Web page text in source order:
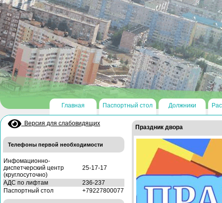
Главная Паспортный стол Должники
Версия для слабовидящих
Телефоны первой необходимости
Инфомационно-
диспетчерский центр
(круглосуточно)
25-17-17
АДС по лифтам
236-237
Паспортный стол
+79227800077
Праздник двора